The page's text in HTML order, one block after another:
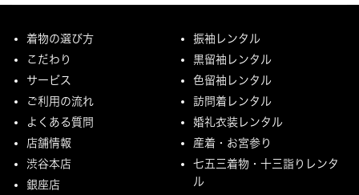
着物の選び方
こだわり
サービス
ご利用の流れ
よくある質問
店舗情報
渋谷本店
銀座店
振袖レンタル
黒留袖レンタル
色留袖レンタル
訪問着レンタル
婚礼衣装レンタル
産着・お宮参り
七五三着物・十三詣りレンタ
ル